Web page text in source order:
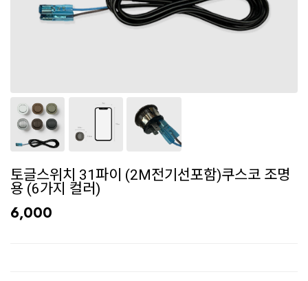
토글스위치 31파이 (2M전기선포함)쿠스코 조명
용 (6가지 컬러)
6,000